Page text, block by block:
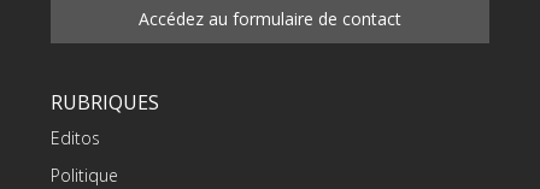
Accédez au formulaire de contact
RUBRIQUES
Editos
Politique